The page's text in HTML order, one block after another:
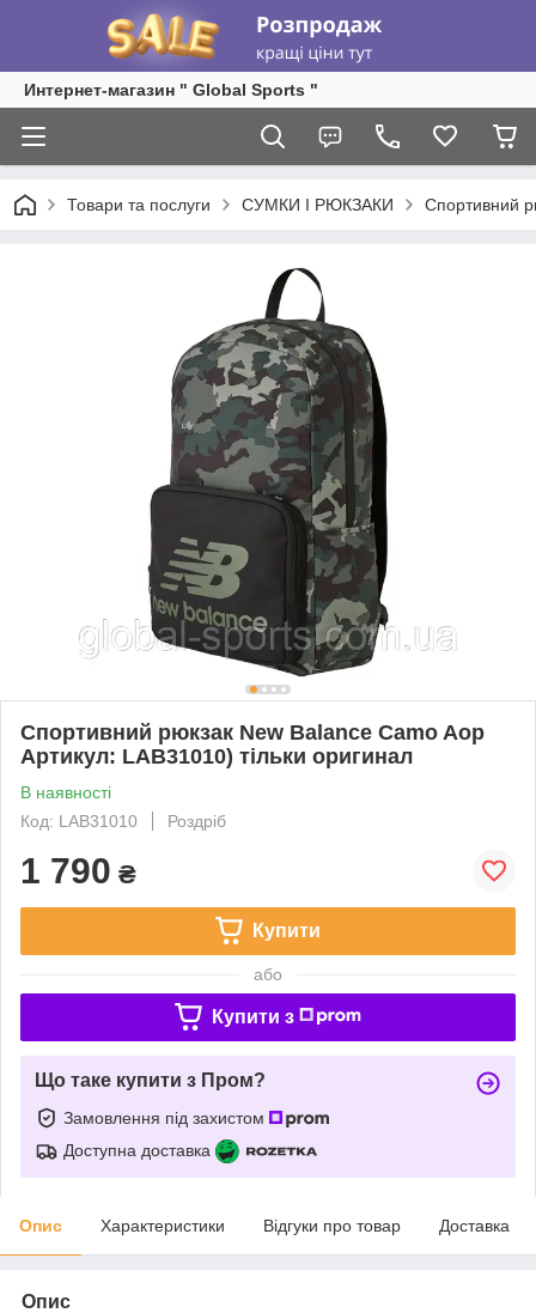
Интернет-магазин " Global Sports "
Товари та послуги СУМКИ І РЮКЗАКИ Спортивний
Спортивний рюкзак New Balance Camo Aop
Артикул: LAB31010) тільки оригинал
В наявності
Код: LAB31010
Роздріб
1 790 ₴
Купити
або
Купити з
Що таке купити з Пром?
Замовлення під захистом
Доступна доставка
Опис Характеристики Відгуки про товар Доставка
Опис